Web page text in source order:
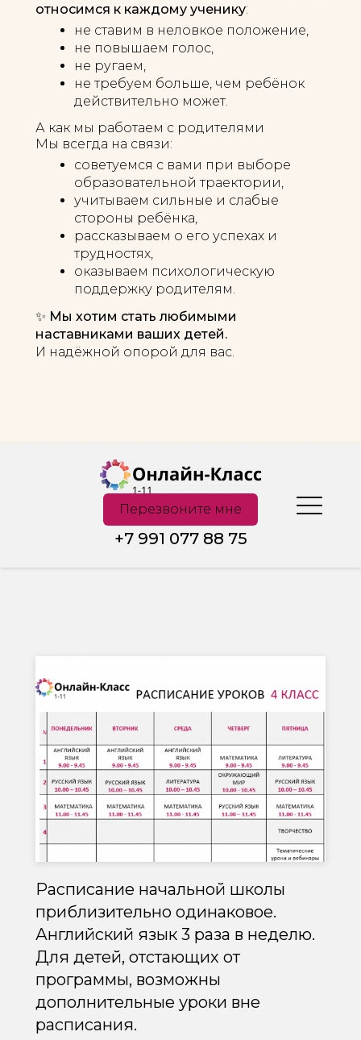
относимся к каждому ученику:
не ставим в неловкое положение,
не повышаем голос,
не ругаем,
не требуем больше, чем ребёнок
действительно может.
А как мы работаем с родителями
Мы всегда на связи:
советуемся с вами при выборе
образовательной траектории,
учитываем сильные и слабые
стороны ребёнка,
рассказываем о его успехах и
трудностях,
оказываем психологическую
поддержку родителям.
✨ Мы хотим стать любимыми
наставниками ваших детей.
И надёжной опорой для вас.
Перезвоните мне
+7 991 077 88 75
Расписание начальной школы
приблизительно одинаковое.
Английский язык 3 раза в неделю.
Для детей, отстающих от
программы, возможны
дополнительные уроки вне
расписания.